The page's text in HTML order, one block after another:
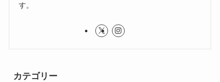
す。
カテゴリー